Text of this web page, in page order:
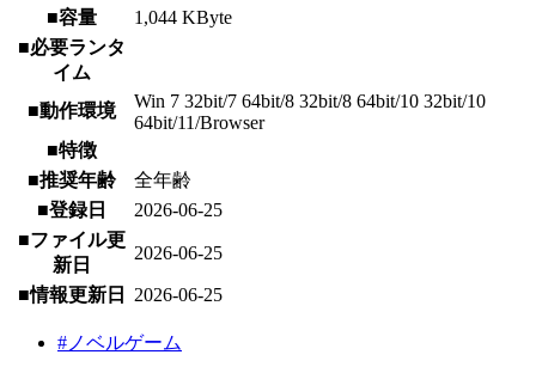
■容量
1,044 KByte
■必要ランタ
イム
■動作環境
Win 7 32bit/7 64bit/8 32bit/8 64bit/10 32bit/10
64bit/11/Browser
■特徴
■推奨年齢
全年齢
■登録日
2026-06-25
■ファイル更
新日
2026-06-25
■情報更新日 2026-06-25
#ノベルゲーム